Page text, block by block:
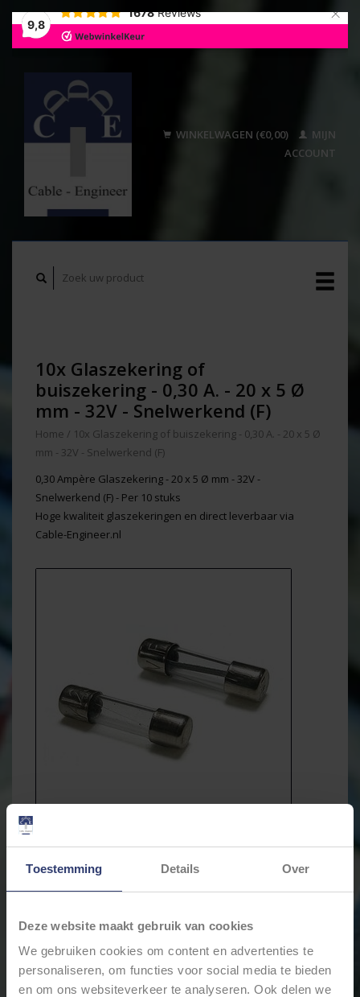
Toestemming Details Over
Deze website maakt gebruik van cookies
We gebruiken cookies om content en advertenties te
personaliseren, om functies voor social media te bieden
en om ons websiteverkeer te analyseren. Ook delen we
9,8
1678 Reviews ×
WINKELWAGEN (€0,00)
MIJN
ACCOUNT
10x Glaszekering of
buiszekering - 0,30 A. - 20 x 5 Ø
mm - 32V - Snelwerkend (F)
Home / 10x Glaszekering of buiszekering - 0,30 A. - 20 x 5 Ø
mm - 32V - Snelwerkend (F)
0,30 Ampère Glaszekering - 20 x 5 Ø mm - 32V -
Snelwerkend (F) - Per 10 stuks
Hoge kwaliteit glaszekeringen en direct leverbaar via
Cable-Engineer.nl
€2,83Incl. btw
* Stukprijs: €0,28 / Stuk